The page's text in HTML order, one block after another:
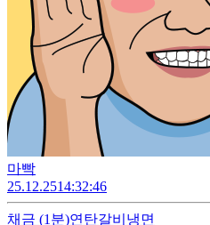
마빡
25.12.2514:32:46
채금 (1분)연탄갈비냉면